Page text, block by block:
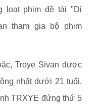
loạt phim đề tài "Dị
tham gia bộ phim
Troye Sivan được
nhất dưới 21 tuổi.
TRXYE đứng thứ 5